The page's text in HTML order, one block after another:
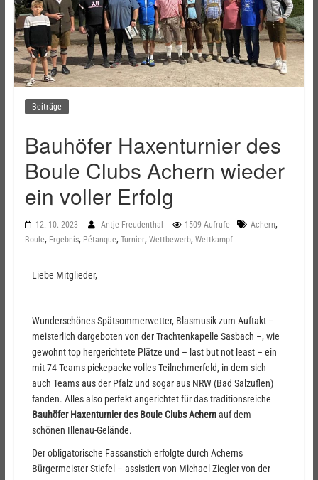
Beiträge
Bauhöfer Haxenturnier des
Boule Clubs Achern wieder
ein voller Erfolg
12. 10. 2023 Antje Freudenthal 1509 Aufrufe Achern,
Boule, Ergebnis, Pétanque, Turnier, Wettbewerb, Wettkampf
Liebe Mitglieder,
Wunderschönes Spätsommerwetter, Blasmusik zum Auftakt –
meisterlich dargeboten von der Trachtenkapelle Sasbach –, wie
gewohnt top hergerichtete Plätze und – last but not least – ein
mit 74 Teams pickepacke volles Teilnehmerfeld, in dem sich
auch Teams aus der Pfalz und sogar aus NRW (Bad Salzuflen)
fanden. Alles also perfekt angerichtet für das traditionsreiche
Bauhöfer Haxenturnier des Boule Clubs Achernauf dem
schönen Illenau-Gelände.
Der obligatorische Fassanstich erfolgte durch Acherns
Bürgermeister Stiefel – assistiert von Michael Ziegler von der